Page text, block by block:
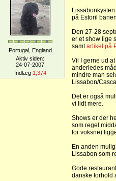
Portugal, England
Aktiv siden:
24-07-2007
Indlæg 1,374
på Estoril
Den 27-28
er et show lige
samtartikel på
Vil I gerne ud
anderledes
mindre man
Lissabon/
Det er også
vi lidt mere.
Shows er der
som regel
for voksne)
En anden
Lissabon som
Gode
danske